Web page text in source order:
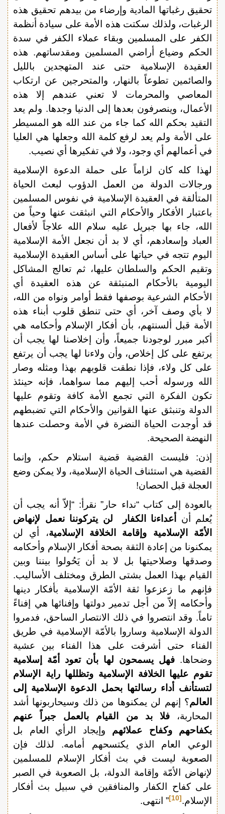
تحقيق رغباتها المادية وإرضاء من بيدهم تحقيق هذه
الرغبات، ولذلك سكتت هذه الأمة على سيادة أنظمة
الكفر على المسلمين وبقاء عملاء الكفر في سدة
الحكم وضياع أراضي المسلمين ومقدساتهم. هذه
العقيدة الإسلامية حتى عند المتهجدين بالليل
والصائمين تطوعاً بالنهار، والمتحرجين عن ارتكاب
المعاصي والمحرمات لا تعني عندهم إلا هذه
الأعمال، وينصرفون بعدها إلى الدنيا وجدها. ولم يعد
التقيد بحكم الله كما جاء من عند الله هو المسيطر
على الأمة ولم يعد لرفع كلمة الله وجعلها هي العليا
في أعمالهم أي وجود، ولا في تفكيرها أي نصيب.
لهذا كله كان لزاماً على حملة الدعوة الإسلامية
ورجالات الدولة من العمل الدؤوب لبعث الحياة
المتألقة في العقيدة الإسلامية في نفوس المسلمين
باعتبار الأفكار والأحكام التي انبثقت عنها وحياً من
الله، جاء بها جبريل عليه سلام الله علاجاً لأفعال
العباد وإسعادهم، أي لا بد أن نجعل الأمة الإسلامية
اليوم تتجه في حياتها على أساس العقيدة الإسلامية
وتقيم الحكم والسلطان عليها، ثم تعالج المشاكل
اليومية بالأحكام المنبثقة عن هذه العقيدة أي
الأحكام الشرعية بوصفها فقط أوامر ونواه من الله،
لا بأي وصف آخر، أي حتى تنطق قلوب أبناء هذه
الأمة قبل ألسنتهم، بأن أفكار الإسلام وأحكامه هي
أكبر مبرر لوجودنا جميعاً، وأن إخلاصنا لها يجب أن
يرتفع على كل إخلاص، وأن ولاءنا لها يجب أن يرتفع
على كل ولاء، فإذا نطقت قلوبهم بهذا ومثله وصار
الله ورسوله أحب إليهم مما سواهما، فإنه حينئذ
تكون الفكرة التي تجمع الأمة كافة وتقوم عليها
الدولة وتنبثق عنها القوانين والأحكام التي تضبطهم
قد أوجدت الحياة النضرة في الأمة وحصلت عندها
النهضة الصحيحة.
إذن: فليست القضية قضية استلام حكم، وإنما
القضية هي استئناف الحياة الإسلامية، ولا يمكن وضع
العجلة قبل الحصان!
بالعودة إلى كتاب “نداء حار” نقرأ: “إلاّ أنه يجب أن
يُعلم أن
أعداءنا الكفار لن يتركوننا نعمل لإنهاض
الأمّة الإسلامية وإقامة الخلافة الإسلامية، أي لن
يمكنونا من إعادة الثقة بصحة أفكار الإسلام وأحكامه
وصدقها وصلاحيتها بل لا بد أن يَحُولوا بيننا وبين
القيام بهذا العمل بشتى الطرق ومختلف الأساليب.
فإنهم ما زعزعوا ثقة الأمّة الإسلامية بأفكار دينها
وأحكامه إلاّ من أجل تدمير دولتها وإفنائها هي إفناءً
تاماً. وقد انتصروا في ذلك الانتصار الساحق، فدمروا
الدولة الإسلامية وساروا بالأمّة الإسلامية في طريق
الفناء حتى أشرفت على هذا الفناء بين عشية
وضحاها. فهل يسمحون لها بأن تعود أمّة إسلامية
تقوم عليها الخلافة الإسلامية وتظللها راية الإسلام
لتستأنف أداء رسالتها بحمل الدعوة الإسلامية إلى
العالم؟ إنهم لن يمكنوها من ذلك وسيحاربونها أشد
المحاربة،فلا بد من القيام بالعمل جبراً عنهم
بكفاحهم وكفاح عملائهم وإيجاد الرأي العام بل
الوعي العام الذي يكتسحهم أمامه. لذلك فإن
الصعوبة ليست في بث أفكار الإسلام للمسلمين
لإنهاض الأمّة وإقامة الدولة، بل الصعوبة في الصبر
على كفاح الكفار والمنافقين في سبيل بث أفكار
الإسلام.[10]
” انتهى.